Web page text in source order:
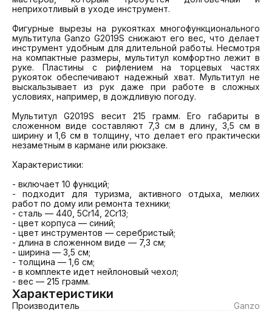
неприхотливый в уходе инструмент.
Фигурные вырезы на рукоятках многофункционального
мультитула Ganzo G2019S снижают его вес, что делает
инструмент удобным для длительной работы. Несмотря
на компактные размеры, мультитул комфортно лежит в
руке. Пластины с рифлением на торцевых частях
рукояток обеспечивают надежный хват. Мультитул не
выскальзывает из рук даже при работе в сложных
условиях, например, в дождливую погоду.
Мультитул G2019S весит 215 грамм. Его габариты в
сложенном виде составляют 7,3 см в длину, 3,5 см в
ширину и 1,6 см в толщину, что делает его практически
незаметным в кармане или рюкзаке.
Характеристики:
- включает 10 функций;
- подходит для туризма, активного отдыха, мелких
работ по дому или ремонта техники;
- сталь — 440, 5Cr14, 2Cr13;
- цвет корпуса — синий;
- цвет инструментов — серебристый;
- длина в сложенном виде — 7,3 см;
- ширина — 3,5 см;
- толщина — 1,6 см;
- в комплекте идет нейлоновый чехол;
- вес — 215 грамм.
Характеристики
Производитель
Ganzo